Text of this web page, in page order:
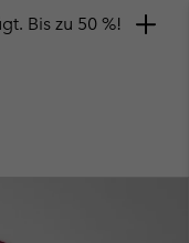
Bis zu 50 %!